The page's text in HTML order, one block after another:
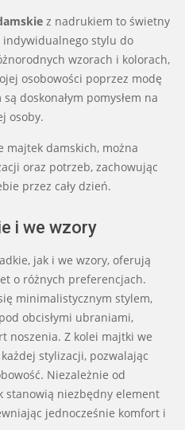
z nadrukiem to świetny
stylu do
wzorach i kolorach,
osobowości poprzez modę
doskonałym pomysłem na
osoby.
majtek damskich, można
oraz potrzeb, zachowując
przez cały dzień.
i we wzory
jak i we wzory, oferują
o różnych preferencjach.
minimalistycznym stylem,
obcisłymi ubraniami,
noszenia. Z kolei majtki we
stylizacji, pozwalając
Niezależnie od
stanowią niezbędny element
jednocześnie komfort i